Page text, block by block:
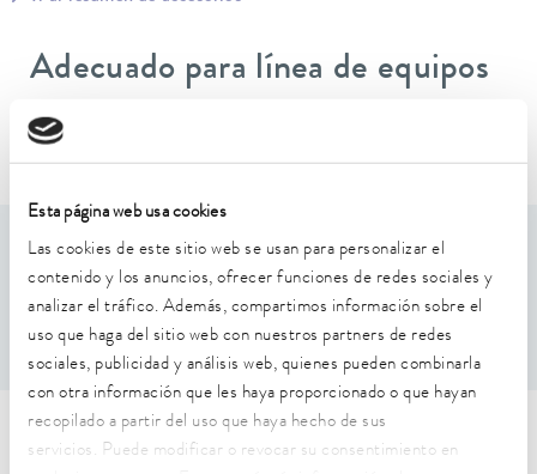
Esta página web usa cookies
Las cookies de este sitio web se usan para personalizar el
contenido y los anuncios, ofrecer funciones de redes sociales y
analizar el tráfico. Además, compartimos información sobre el
uso que haga del sitio web con nuestros partners de redes
sociales, publicidad y análisis web, quienes pueden combinarla
con otra información que les haya proporcionado o que hayan
recopilado a partir del uso que haya hecho de sus
servicios. Puede modificar o revocar su consentimiento en
Adecuado para línea de equipos
Versafreeze
Características de rendimiento
Para 2(alto) x 4(fondo) cajas de máx. 136 x 136 x 78 mm
Características técnicas (según